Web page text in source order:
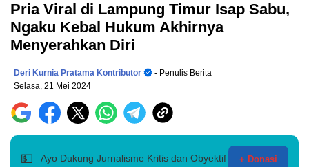
Pria Viral di Lampung Timur Isap Sabu,
Ngaku Kebal Hukum Akhirnya
Menyerahkan Diri
Deri Kurnia Pratama Kontributor
- Penulis Berita
Selasa, 21 Mei 2024
💵 Ayo Dukung Jurnalisme Kritis dan Obyektif + Donasi